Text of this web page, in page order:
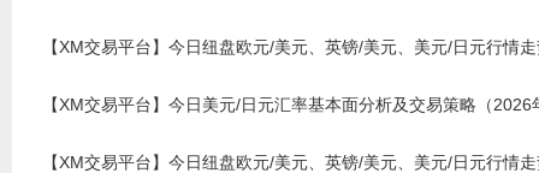
【XM交易平台】今日纽盘欧元/美元、英镑/美元、美元/日元行情
【XM交易平台】今日美元/日元汇率基本面分析及交易策略（2026
【XM交易平台】今日纽盘欧元/美元、英镑/美元、美元/日元行情